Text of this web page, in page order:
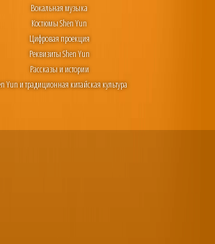
Вокальная музыка
Костюмы Shen Yun
Цифровая проекция
Реквизиты Shen Yun
Рассказы и истории
Yun и традиционная китайская культура